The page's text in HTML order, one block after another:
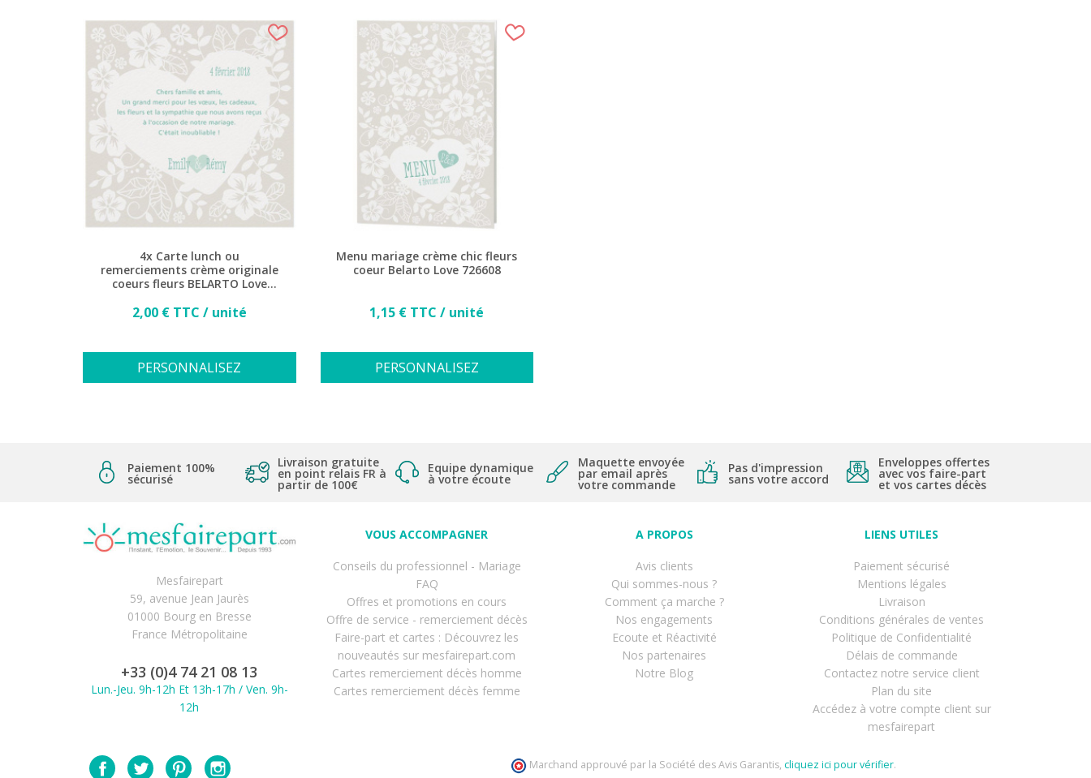
4x Carte lunch ou
remerciements crème originale
coeurs fleurs BELARTO Love
Prix
2,00 € TTC / unité
PERSONNALISEZ
Menu mariage crème chic fleurs
coeur Belarto Love 726608
Prix
1,15 € TTC / unité
PERSONNALISEZ
Paiement 100%
sécurisé
Livraison gratuite
en point relais FR à
partir de 100€
Equipe dynamique
à votre écoute
Maquette envoyée
par email après
votre commande
Pas d'impression
sans votre accord
Enveloppes offertes
avec vos faire-part
et vos cartes décès
Mesfairepart
59, avenue Jean Jaurès
01000 Bourg en Bresse
France Métropolitaine
+33 (0)4 74 21 08 13
Lun.-Jeu. 9h-12h Et 13h-17h / Ven. 9h-
12h
VOUS ACCOMPAGNER
Conseils du professionnel - Mariage
FAQ
Offres et promotions en cours
Offre de service - remerciement décès
Faire-part et cartes : Découvrez les
nouveautés sur mesfairepart.com
Cartes remerciement décès homme
Cartes remerciement décès femme
A PROPOS
Avis clients
Qui sommes-nous ?
Comment ça marche ?
Nos engagements
Ecoute et Réactivité
Nos partenaires
Notre Blog
LIENS UTILES
Paiement sécurisé
Mentions légales
Livraison
Conditions générales de ventes
Politique de Confidentialité
Délais de commande
Contactez notre service client
Plan du site
Accédez à votre compte client sur
mesfairepart
Marchand approuvé par la Société des Avis Garantis, cliquez ici pour vérifier.